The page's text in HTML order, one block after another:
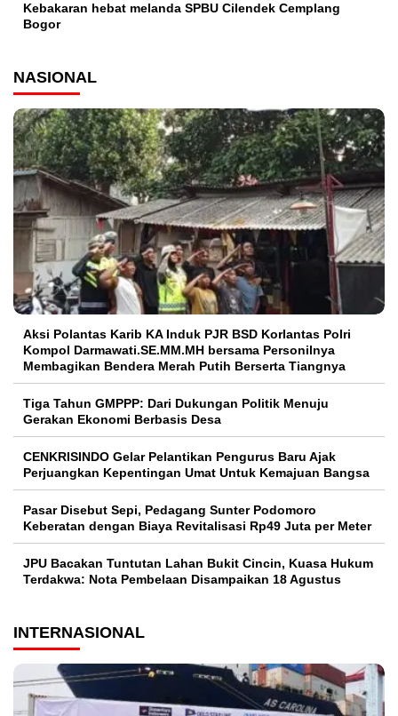
Kebakaran hebat melanda SPBU Cilendek Cemplang
Bogor
NASIONAL
Aksi Polantas Karib KA Induk PJR BSD Korlantas Polri
Kompol Darmawati.SE.MM.MH bersama Personilnya
Membagikan Bendera Merah Putih Berserta Tiangnya
Tiga Tahun GMPPP: Dari Dukungan Politik Menuju
Gerakan Ekonomi Berbasis Desa
CENKRISINDO Gelar Pelantikan Pengurus Baru Ajak
Perjuangkan Kepentingan Umat Untuk Kemajuan Bangsa
Pasar Disebut Sepi, Pedagang Sunter Podomoro
Keberatan dengan Biaya Revitalisasi Rp49 Juta per Meter
JPU Bacakan Tuntutan Lahan Bukit Cincin, Kuasa Hukum
Terdakwa: Nota Pembelaan Disampaikan 18 Agustus
INTERNASIONAL